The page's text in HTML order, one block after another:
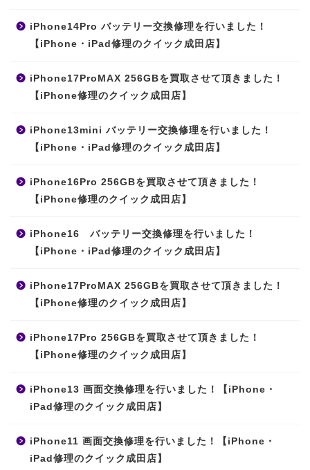
iPhone14Pro バッテリー交換修理を行いました！
【iPhone・iPad修理のクイック成田店】
iPhone17ProMAX 256GBを買取させて頂きました！
【iPhone修理のクイック成田店】
iPhone13mini バッテリー交換修理を行いました！
【iPhone・iPad修理のクイック成田店】
iPhone16Pro 256GBを買取させて頂きました！
【iPhone修理のクイック成田店】
iPhone16 バッテリー交換修理を行いました！
【iPhone・iPad修理のクイック成田店】
iPhone17ProMAX 256GBを買取させて頂きました！
【iPhone修理のクイック成田店】
iPhone17Pro 256GBを買取させて頂きました！
【iPhone修理のクイック成田店】
iPhone13 画面交換修理を行いました！【iPhone・
iPad修理のクイック成田店】
iPhone11 画面交換修理を行いました！【iPhone・
iPad修理のクイック成田店】